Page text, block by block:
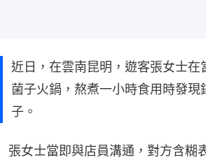
近日，在雲南昆明，遊客張女士在
菌子火鍋，熬煮一小時食用時發現
子。
張女士當即與店員溝通，對方含糊